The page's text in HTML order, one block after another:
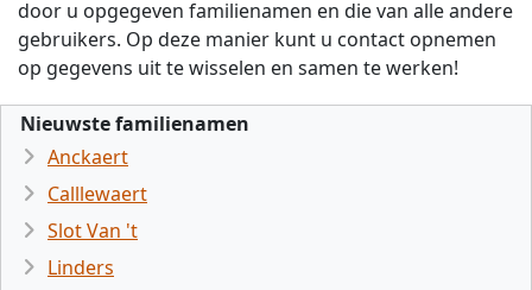
door u opgegeven familienamen en die van alle andere
gebruikers. Op deze manier kunt u contact opnemen
op gegevens uit te wisselen en samen te werken!
Nieuwste familienamen
Anckaert
Calllewaert
Slot Van 't
Linders